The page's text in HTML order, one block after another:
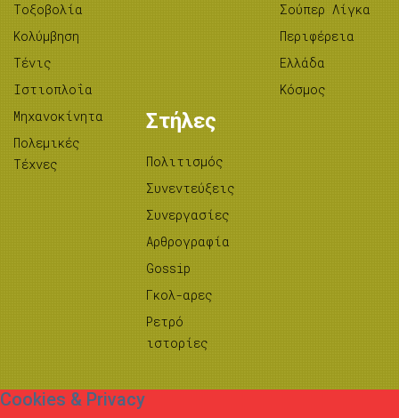
Tοξοβολία
Κολύμβηση
Τένις
Ιστιοπλοΐα
Μηχανοκίνητα
Πολεμικές
Τέχνες
Σούπερ Λίγκα
Περιφέρεια
Ελλάδα
Κόσμος
Στήλες
Πολιτισμός
Συνεντεύξεις
Συνεργασίες
Αρθρογραφία
Gossip
Γκολ-αρες
Ρετρό
ιστορίες
Cookies & Privacy